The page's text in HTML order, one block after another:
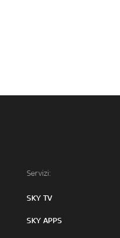
Servizi:
SKY TV
SKY APPS